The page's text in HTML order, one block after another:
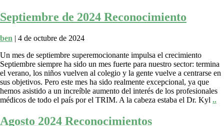
Septiembre de 2024 Reconocimiento
ben | 4 de octubre de 2024
Un mes de septiembre superemocionante impulsa el crecimiento
Septiembre siempre ha sido un mes fuerte para nuestro sector: termina
el verano, los niños vuelven al colegio y la gente vuelve a centrarse en
sus objetivos. Pero este mes ha sido realmente excepcional, ya que
hemos asistido a un increíble aumento del interés de los profesionales
médicos de todo el país por el TRIM. A la cabeza estaba el Dr. Kyl ..
Agosto 2024 Reconocimientos